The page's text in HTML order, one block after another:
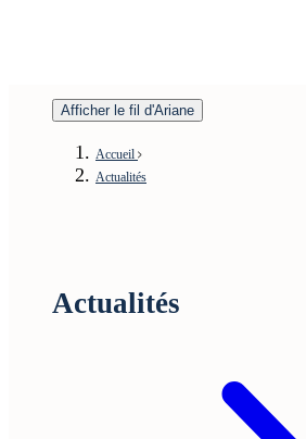
Afficher le fil d'Ariane
Accueil
Actualités
Actualités